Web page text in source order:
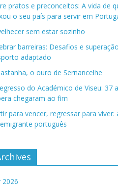
pratos e preconceitos: A vida de
o seu país para servir em
sem estar sozinho
barreiras: Desafios e
adaptado
o ouro de Sernancelhe
do Académico de Viseu: 37
chegaram ao fim
para vencer, regressar para viver:
português
2026